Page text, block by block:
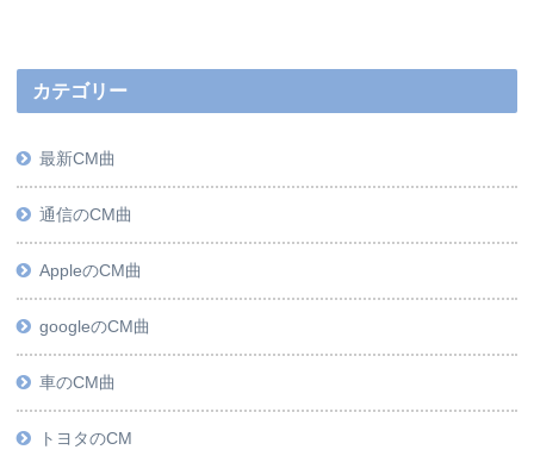
カテゴリー
最新CM曲
通信のCM曲
AppleのCM曲
googleのCM曲
車のCM曲
トヨタのCM